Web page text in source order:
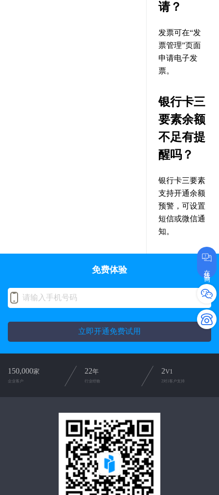
请？
发票可在“发
票管理”页面
申请电子发
票。
银行卡三
要素余额
不足有提
醒吗？
银行卡三要素
支持开通余额
预警，可设置
短信或微信通
知。
在线咨询
免费体验
立即开通免费试用
150,000家
企业客户
22年
行业经验
2V1
2对1客户支持